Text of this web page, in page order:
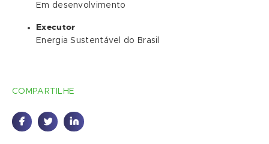
Em desenvolvimento
Executor
Energia Sustentável do Brasil
COMPARTILHE